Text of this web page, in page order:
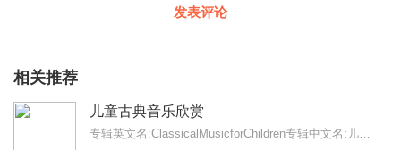
发表评论
相关推荐
儿童古典音乐欣赏
专辑英文名:ClassicalMusicforChildren专辑中文名:儿童古典音乐欣赏别名:古典音乐欣赏艺术家:德国原版古典音乐著名播音...